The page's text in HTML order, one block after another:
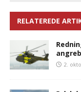
RELATEREDE
2.